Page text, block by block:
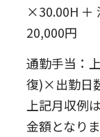
×30.00H ＋
20,000円
通勤手当：
復)×出勤日
上記月収例
金額となりま